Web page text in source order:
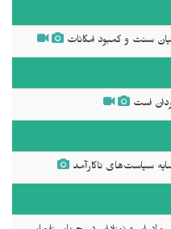
سنت و کمبود امکانات
است